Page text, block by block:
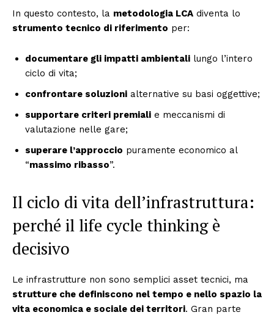
In questo contesto, la metodologia LCA diventa lo
strumento tecnico di riferimento per:
documentare gli impatti ambientali lungo l’intero
ciclo di vita;
confrontare soluzioni alternative su basi oggettive;
supportare criteri premiali e meccanismi di
valutazione nelle gare;
superare l’approccio puramente economico al
“massimo ribasso”.
Il ciclo di vita dell’infrastruttura:
perché il life cycle thinking è
decisivo
Le infrastrutture non sono semplici asset tecnici, ma
strutture che definiscono nel tempo e nello spazio la
vita economica e sociale dei territori. Gran parte